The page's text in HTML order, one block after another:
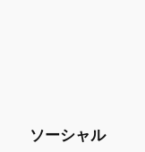
ソーシャル